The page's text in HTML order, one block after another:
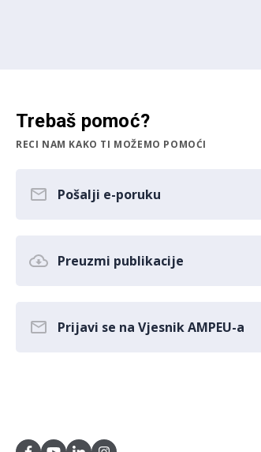
Trebaš pomoć?
RECI NAM KAKO TI MOŽEMO POMOĆI
Pošalji e-poruku
Preuzmi publikacije
Prijavi se na Vjesnik AMPEU-a